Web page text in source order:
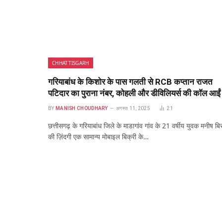
CHHATTISGARH
गरियाबांध के किशोर के पास गलती से RCB कप्तान राजत
पटिदार का पुराना नंबर, कोहली और डीविलियर्स की कॉल आईं
BY MANISH CHOUDHARY अगस्त 11, 2025 21
छत्तीसगढ़ के गरियाबांध जिले के माडागांव गांव के 21 वर्षीय युवक मनीष
की ज़िंदगी एक सामान्य मोबाइल बिक्री के…